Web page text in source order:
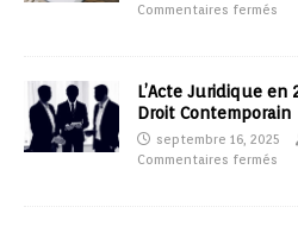
Commentaires fermés
L’Acte Juridique
Droit Contemporain
septembre 16, 2025
Commentaires fermés